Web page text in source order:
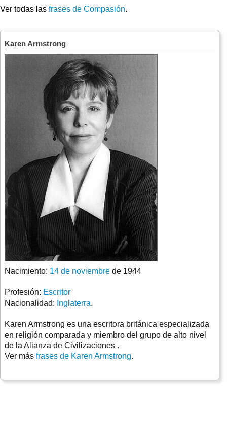
Ver todas las frases de Compasión.
Karen Armstrong
Nacimiento: 14 de noviembre de 1944
Profesión: Escritor
Nacionalidad: Inglaterra.
Karen Armstrong es una escritora británica especializada
en religión comparada y miembro del grupo de alto nivel
de la Alianza de Civilizaciones .
Ver más frases de Karen Armstrong.